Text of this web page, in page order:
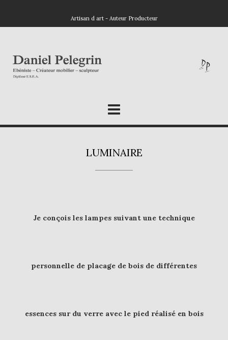
Artisan d art - Auteur Producteur
LUMINAIRE
Je conçois les lampes suivant une technique
personnelle de placage de bois de différentes
essences sur du verre avec le pied réalisé en bois